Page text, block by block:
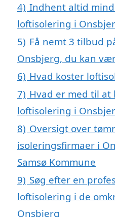
4) Indhent altid
loftisolering i
5) Få nemt 3 tilbud
Onsbjerg, du kan
6) Hvad koster
7) Hvad er med til at
loftisolering i
8) Oversigt over
isoleringsfirmaer i
Samsø Kommune
9) Søg efter en
loftisolering i de
Onsbjerg